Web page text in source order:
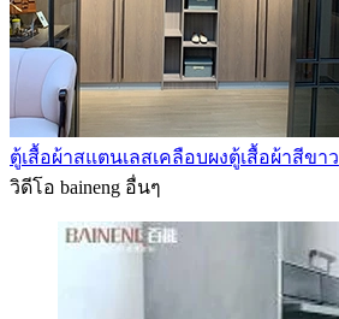
ตู้เสื้อผ้าสแตนเลสเคลือบผงตู้เสื้อผ้าสีขาว
วิดีโอ baineng อื่นๆ